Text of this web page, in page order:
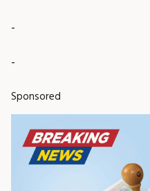
-
-
Sponsored